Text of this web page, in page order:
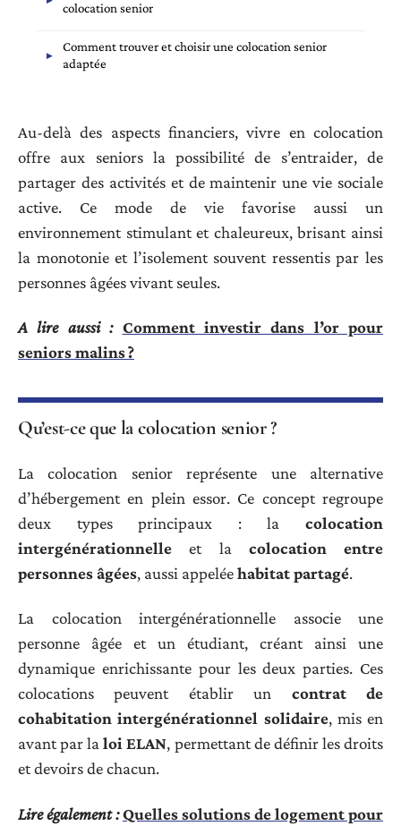
colocation senior
Comment trouver et choisir une colocation senior
adaptée
Au-delà des aspects financiers, vivre en colocation
offre aux seniors la possibilité de s’entraider, de
partager des activités et de maintenir une vie sociale
active. Ce mode de vie favorise aussi un
environnement stimulant et chaleureux, brisant ainsi
la monotonie et l’isolement souvent ressentis par les
personnes âgées vivant seules.
A lire aussi : Comment investir dans l’or pour
seniors malins ?
Qu’est-ce que la colocation senior ?
La colocation senior représente une alternative
d’hébergement en plein essor. Ce concept regroupe
deux types principaux : la colocation
intergénérationnelle et la colocation entre
personnes âgées, aussi appeléehabitat partagé.
La colocation intergénérationnelle associe une
personne âgée et un étudiant, créant ainsi une
dynamique enrichissante pour les deux parties. Ces
colocations peuvent établir un contrat de
cohabitation intergénérationnel solidaire, mis en
avant par laloi ELAN, permettant de définir les droits
et devoirs de chacun.
Lire également :Quelles solutions de logement pour